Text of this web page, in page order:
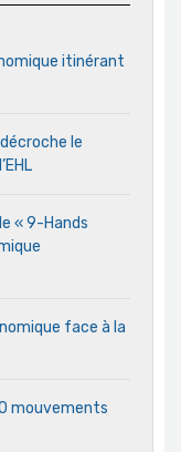
itinérant
le
« 9-Hands
face à la
mouvements